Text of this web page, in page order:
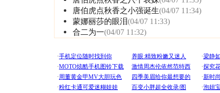
唐伯虎点秋香之小强诞生(04/07 11:34)
蒙娜丽莎的眼泪(04/07 11:33)
合二为一(04/07 11:32)